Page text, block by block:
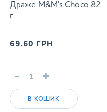
Драже M&M's Choco 82
г
69.60 ГРН
- +
В КОШИК